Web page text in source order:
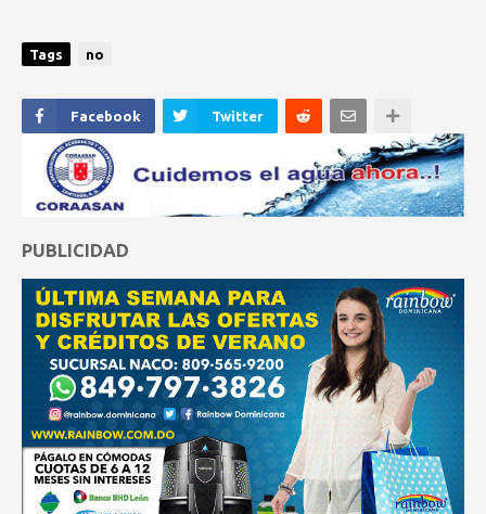
Tags no
Facebook Twitter
PUBLICIDAD